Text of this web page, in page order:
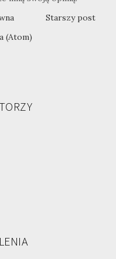
Starszy post
(Atom)